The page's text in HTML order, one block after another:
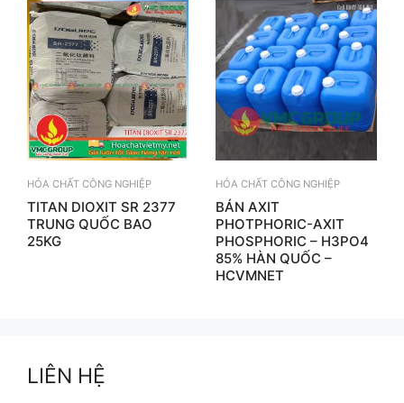
HÓA CHẤT CÔNG NGHIỆP
TITAN DIOXIT SR 2377
TRUNG QUỐC BAO
25KG
HÓA CHẤT CÔNG NGHIỆP
BÁN AXIT
PHOTPHORIC-AXIT
PHOSPHORIC – H3PO4
85% HÀN QUỐC –
HCVMNET
LIÊN HỆ